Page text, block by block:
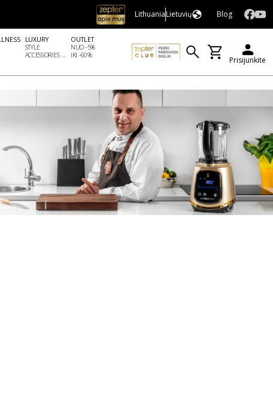
LithuaniaLietuvių Blog
LUXURY
STYLE
ACCESSORIES ...
OUTLET
NUO -5%
IKI -60%
Prisijunkite